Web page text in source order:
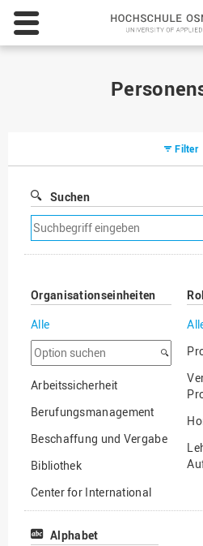
Filter
Suchen
Suchfilter
entfernen
Organisationseinheiten
Alle
Option
suchen
Arbeitssicherheit
Berufungsmanagement
Beschaffung und Vergabe
Bibliothek
Center for International
Mobility
Center for International
Alphabet